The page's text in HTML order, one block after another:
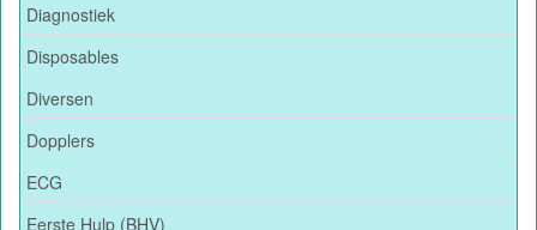
Diagnostiek
Disposables
Diversen
Dopplers
ECG
Eerste Hulp (BHV)